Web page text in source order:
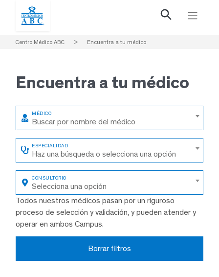
Centro Médico ABC > Encuentra a tu médico
Encuentra a tu médico
Buscar por nombre del médico
Haz una búsqueda o selecciona una opción
Selecciona una opción
Todos nuestros médicos pasan por un riguroso
proceso de selección y validación, y pueden atender y
operar en ambos Campus.
Borrar filtros